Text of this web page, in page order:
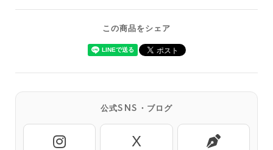
この商品をシェア
公式SNS・ブログ
X